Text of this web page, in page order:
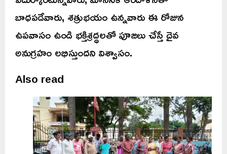
బాధపడేవారు, శత్రుభయం ఉన్నవారు ఈ రోజున
ఉపవాసం ఉండి భక్తిశ్రద్ధలతో పూజలు చేస్తే దైవ
అనుగ్రహం లభిస్తుందని విశ్వాసం.
Also read